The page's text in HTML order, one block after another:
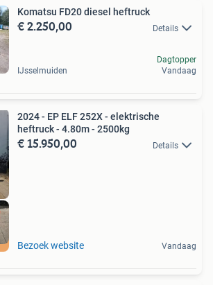
Komatsu FD20 diesel heftruck
€ 2.250,00 Details
IJsselmuiden
Dagtopper
Vandaag
2024 - EP ELF 252X - elektrische
heftruck - 4.80m - 2500kg
€ 15.950,00 Details
Bezoek website Vandaag